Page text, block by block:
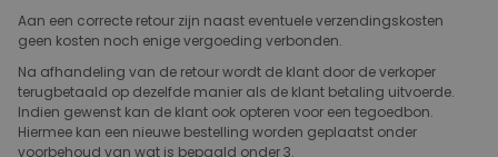
Aan een correcte retour zijn naast eventuele verzendingskosten
geen kosten noch enige vergoeding verbonden.
Na afhandeling van de retour wordt de klant door de verkoper
terugbetaald op dezelfde manier als de klant betaling uitvoerde.
Indien gewenst kan de klant ook opteren voor een tegoedbon.
Hiermee kan een nieuwe bestelling worden geplaatst onder
voorbehoud van wat is bepaald onder 3.